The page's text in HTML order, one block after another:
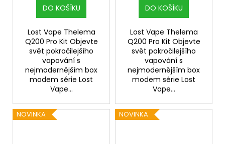
DO KOŠÍKU
Lost Vape Thelema
Q200 Pro Kit Objevte
svět pokročilejšího
vapování s
nejmodernějším box
modem série Lost
Vape...
DO KOŠÍKU
Lost Vape Thelema
Q200 Pro Kit Objevte
svět pokročilejšího
vapování s
nejmodernějším box
modem série Lost
Vape...
NOVINKA NOVINKA